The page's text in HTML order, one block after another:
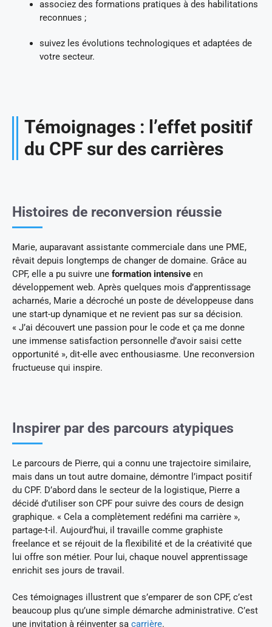
associez des formations pratiques à des habilitations
reconnues ;
suivez les évolutions technologiques et adaptées de
votre secteur.
Témoignages : l’effet positif
du CPF sur des carrières
Histoires de reconversion réussie
Marie, auparavant assistante commerciale dans une PME,
rêvait depuis longtemps de changer de domaine. Grâce au
CPF, elle a pu suivre une formation intensive en
développement web. Après quelques mois d’apprentissage
acharnés, Marie a décroché un poste de développeuse dans
une start-up dynamique et ne revient pas sur sa décision.
« J’ai découvert une passion pour le code et ça me donne
une immense satisfaction personnelle d’avoir saisi cette
opportunité », dit-elle avec enthousiasme. Une reconversion
fructueuse qui inspire.
Inspirer par des parcours atypiques
Le parcours de Pierre, qui a connu une trajectoire similaire,
mais dans un tout autre domaine, démontre l’impact positif
du CPF. D’abord dans le secteur de la logistique, Pierre a
décidé d’utiliser son CPF pour suivre des cours de design
graphique. « Cela a complètement redéfini ma carrière »,
partage-t-il. Aujourd’hui, il travaille comme graphiste
freelance et se réjouit de la flexibilité et de la créativité que
lui offre son métier. Pour lui, chaque nouvel apprentissage
enrichit ses jours de travail.
Ces témoignages illustrent que s’emparer de son CPF, c’est
beaucoup plus qu’une simple démarche administrative. C’est
une invitation à réinventer sa carrière.